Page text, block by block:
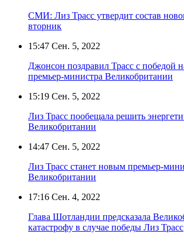
СМИ: Лиз Трасс утвердит состав
вторник
15:47 Сен. 5, 2022
Джонсон поздравил Трасс с победой
премьер-министра Великобритании
15:19 Сен. 5, 2022
Лиз Трасс пообещала решить
Великобритании
14:47 Сен. 5, 2022
Лиз Трасс станет новым премьер-
Великобритании
17:16 Сен. 4, 2022
Глава Шотландии предсказала
катастрофу в случае победы Лиз Трасс